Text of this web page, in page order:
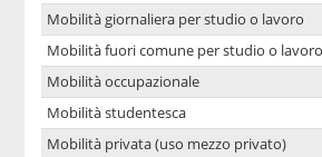
Mobilità giornaliera per studio o lavoro
Mobilità fuori comune per studio o lavoro
Mobilità occupazionale
Mobilità studentesca
Mobilità privata (uso mezzo privato)